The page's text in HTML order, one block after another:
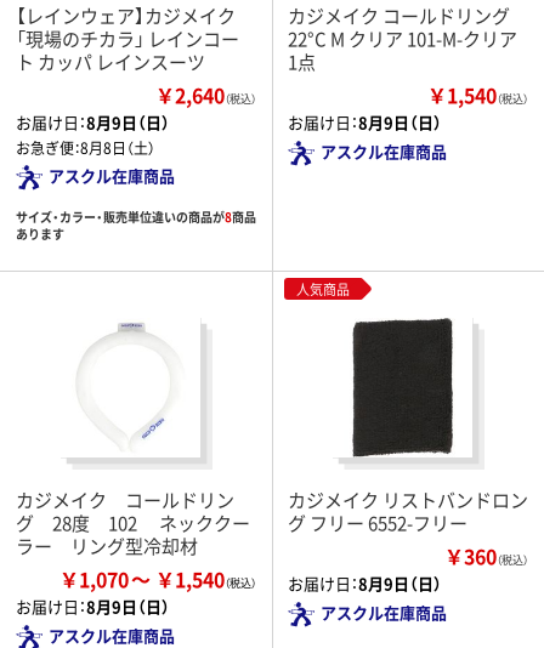
【レインウェア】カジメイク
「現場のチカラ」 レインコー
ト カッパ レインスーツ
￥2,640（税込）
お届け日：8月9日（日）
お急ぎ便：8月8日（土）
アスクル在庫商品
サイズ・カラー・販売単位違いの商品が8商品
あります
カジメイク コールドリング
22°C M クリア 101-M-クリア
1点
￥1,540（税込）
お届け日：8月9日（日）
アスクル在庫商品
カジメイク コールドリン
グ 28度 102 ネッククー
ラー リング型冷却材
￥1,070 ￥1,540
お届け日：8月9日（日）
アスクル在庫商品
人気商品
カジメイク リストバンドロン
グ フリー 6552-フリー
￥360（税込）
お届け日：8月9日（日）
アスクル在庫商品